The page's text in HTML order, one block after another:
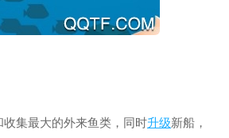
收集最大的外来鱼类，同时升级新船，